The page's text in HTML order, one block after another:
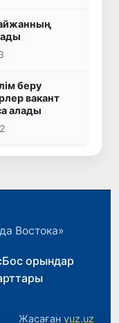
беру
вакант
алады
Востока»
Бос орындар
Жасаған yuz.uz